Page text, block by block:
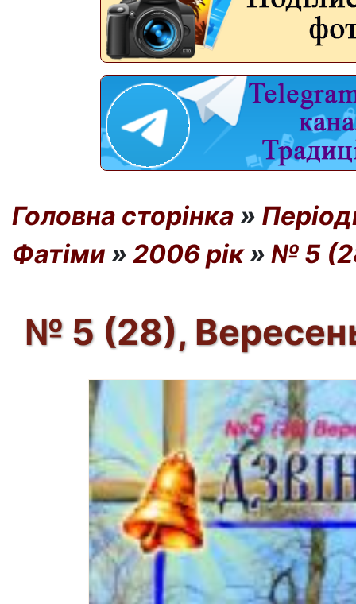
Головна сторінка »
Фатіми » 2006 рік» № 5
№ 5 (28),